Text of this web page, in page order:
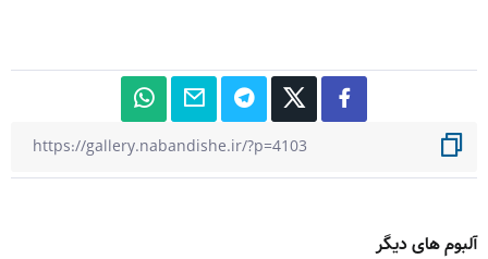
آلبوم های دیگر